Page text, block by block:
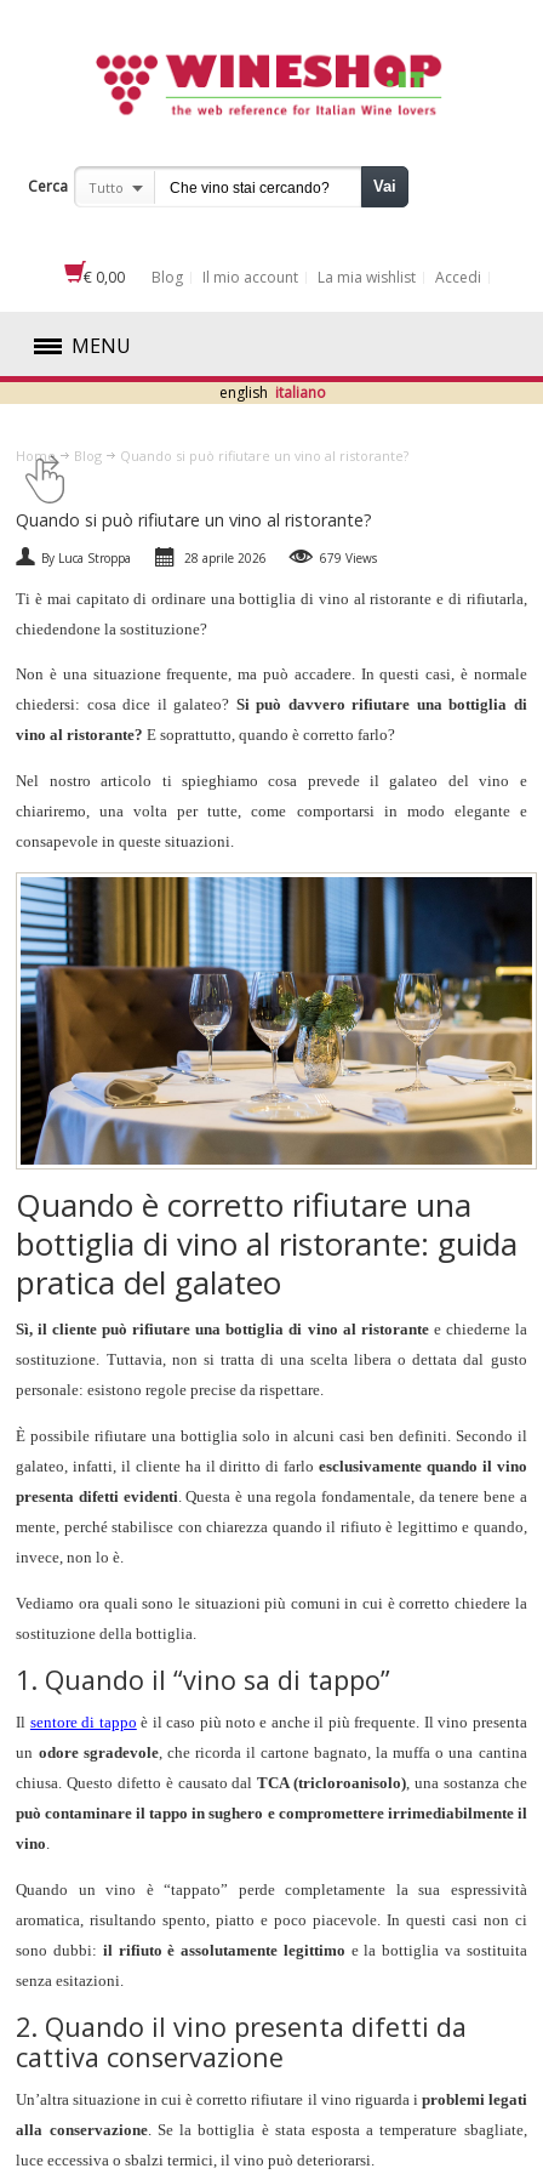
Cerca Tutto Vai
€ 0,00 Blog Il mio account La mia wishlist Accedi
MENU
ROSSI
BIANCHI
ROSATI
NON SOLO VINO
CLUBWINESHOP.IT
TROVAIL TUO VINO
english italiano
Home Blog ​Quando si può rifiutare un vino al ristorante?
​Quando si può rifiutare un vino al ristorante?
By Luca Stroppa 28 aprile 2026 679 Views
Ti è mai capitato di ordinare una bottiglia di vino al ristorante e di rifiutarla,
chiedendone la sostituzione?
Non è una situazione frequente, ma può accadere. In questi casi, è normale
chiedersi: cosa dice il galateo? Si può davvero rifiutare una bottiglia di
vino al ristorante? E soprattutto, quando è corretto farlo?
Nel nostro articolo ti spieghiamo cosa prevede il galateo del vino e
chiariremo, una volta per tutte, come comportarsi in modo elegante e
consapevole in queste situazioni.
Quando è corretto rifiutare una
bottiglia di vino al ristorante: guida
pratica del galateo
Sì, il cliente può rifiutare una bottiglia di vino al ristorantee chiederne la
sostituzione. Tuttavia, non si tratta di una scelta libera o dettata dal gusto
personale: esistono regole precise da rispettare.
È possibile rifiutare una bottiglia solo in alcuni casi ben definiti. Secondo il
galateo, infatti, il cliente ha il diritto di farloesclusivamente quando il vino
presenta difetti evidenti. Questa è una regola fondamentale, da tenere bene a
mente, perché stabilisce con chiarezza quando il rifiuto è legittimo e quando,
invece, non lo è.
Vediamo ora quali sono le situazioni più comuni in cui è corretto chiedere la
sostituzione della bottiglia.
1. Quando il “vino sa di tappo”
Il sentore di tappo è il caso più noto e anche il più frequente. Il vino presenta
un odore sgradevole, che ricorda il cartone bagnato, la muffa o una cantina
chiusa. Questo difetto è causato dalTCA (tricloroanisolo), una sostanza che
può contaminare il tappo in sughero e compromettere irrimediabilmente il
vino.
Quando un vino è “tappato” perde completamente la sua espressività
aromatica, risultando spento, piatto e poco piacevole. In questi casi non ci
sono dubbi: il rifiuto è assolutamente legittimo e la bottiglia va sostituita
senza esitazioni.
2. Quando il vino presenta difetti da
cattiva conservazione
Un’altra situazione in cui è corretto rifiutare il vino riguarda i problemi legati
alla conservazione. Se la bottiglia è stata esposta a temperature sbagliate,
luce eccessiva o sbalzi termici, il vino può deteriorarsi.